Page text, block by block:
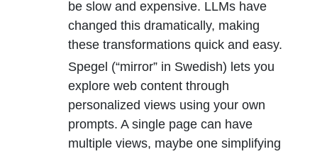
be slow and expensive. LLMs have
changed this dramatically, making
these transformations quick and easy.
Spegel (“mirror” in Swedish) lets you
explore web content through
personalized views using your own
prompts. A single page can have
multiple views, maybe one simplifying